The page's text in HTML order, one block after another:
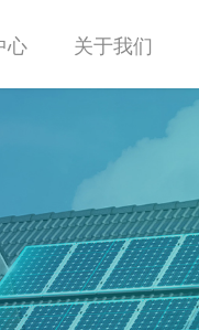
心 关于我们